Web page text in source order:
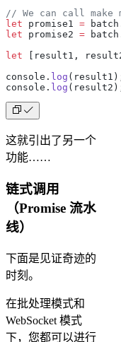
// We can call
let promise1 =
let promise2 =
let [result1,
console. log
console. log
这就引出了另一个
功能……
链式调用
（Promise 流水
线）
下面是见证奇迹的
时刻。
在批处理模式和
WebSocket 模式
下，您都可以进行